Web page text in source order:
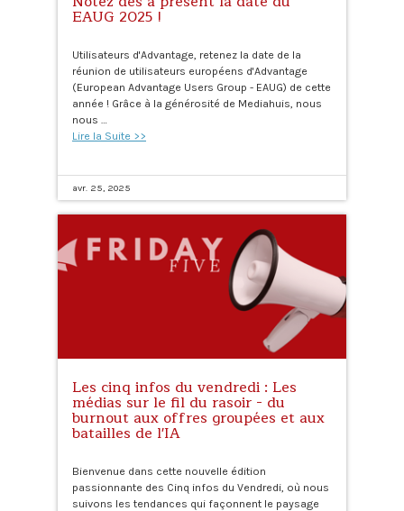
EAUG 2025 !
Utilisateurs d'Advantage, retenez la date de la
réunion de utilisateurs européens d'Advantage
(European Advantage Users Group - EAUG) de cette
année ! Grâce à la générosité de Mediahuis, nous
nous …
Lire la Suite >>
avr. 25, 2025
Les cinq infos du vendredi : Les
médias sur le fil du rasoir - du
burnout aux offres groupées et aux
batailles de l'IA
Bienvenue dans cette nouvelle édition
passionnante des Cinq infos du Vendredi, où nous
suivons les tendances qui façonnent le paysage